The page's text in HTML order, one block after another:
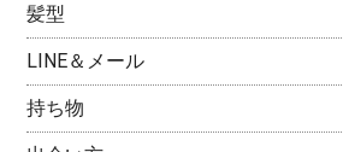
髪型
LINE＆メール
持ち物